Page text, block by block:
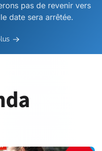
pas de revenir vers
date sera arrêtée.